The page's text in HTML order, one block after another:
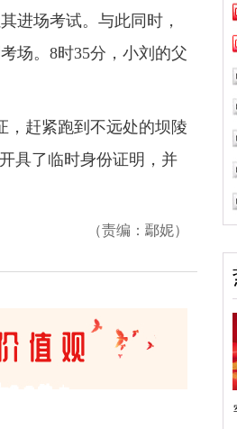
进场考试。与此同时，
场。8时35分，小刘的父
赶紧跑到不远处的坝陵
具了临时身份证明，并
（责编：鄢妮）